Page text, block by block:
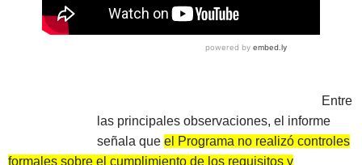
Entre
las principales observaciones, el informe
señala que el Programa no realizó controles
formales sobre el cumplimiento de los requisitos y